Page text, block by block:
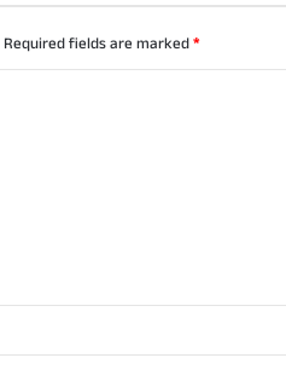
Required fields are marked*